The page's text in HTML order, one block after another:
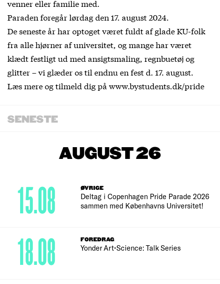
venner eller familie med.
Paraden foregår lørdag den 17. august 2024.
De seneste år har optoget været fuldt af glade KU-folk
fra alle hjørner af universitet, og mange har været
klædt festligt ud med ansigtsmaling, regnbuetøj og
glitter – vi glæder os til endnu en fest d. 17. august.
Læs mere og tilmeld dig på www.bystudents.dk/pride
SENESTE
AUGUST 26
ØVRIGE
Deltag i Copenhagen Pride Parade 2026
sammen med Københavns Universitet!
15.08
FOREDRAG
Yonder Art•Science: Talk Series
18.08